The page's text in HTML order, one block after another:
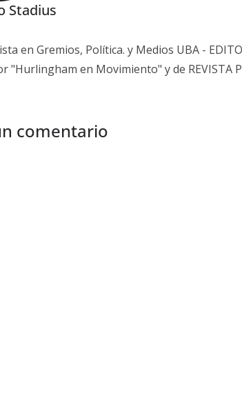
Stadius
en Gremios, Política. y Medios UBA -
"Hurlingham en Movimiento" y de REVISTA
comentario